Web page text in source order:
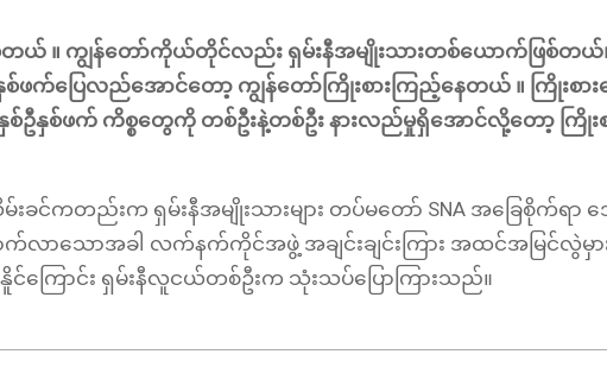
ယ် ။ ကျွန်တော်ကိုယ်တိုင်လည်း ရှမ်းနီအမျိုးသားတစ်ယောက်ဖြစ်တယ်။ က
က်ပြေလည်အောင်တော့ ကျွန်တော်ကြိုးစားကြည့်နေတယ် ။ ကြိုးစား
စ်ဦနှစ်ဖက် ကိစ္စတွေကို တစ်ဦးနဲ့တစ်ဦး နားလည်မှုရှိအောင်လို့တော့ ကြိုး
ကတည်းက ရှမ်းနီအမျိုးသားများ တပ်မတော် SNA အခြေစိုက်ရာ ဒ
ောက်လာသောအခါ လက်နက်ကိုင်အဖွဲ့ အချင်းချင်းကြား အထင်အမြင်လွဲမှ
စ်နိူင်ကြောင်း ရှမ်းနီလူငယ်တစ်ဦးက သုံးသပ်ပြောကြားသည်။